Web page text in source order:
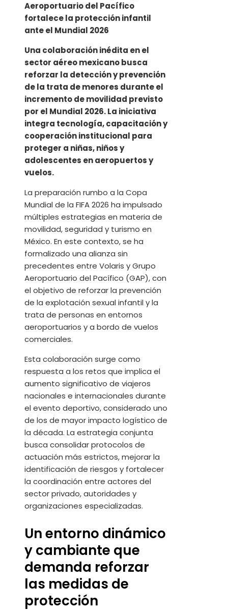
Aeroportuario del Pacífico
fortalece la protección infantil
ante el Mundial 2026
Una colaboración inédita en el
sector aéreo mexicano busca
reforzar la detección y prevención
de la trata de menores durante el
incremento de movilidad previsto
por el Mundial 2026. La iniciativa
integra tecnología, capacitación y
cooperación institucional para
proteger a niñas, niños y
adolescentes en aeropuertos y
vuelos.
La preparación rumbo a la Copa
Mundial de la FIFA 2026 ha impulsado
múltiples estrategias en materia de
movilidad, seguridad y turismo en
México. En este contexto, se ha
formalizado una alianza sin
precedentes entre Volaris y Grupo
Aeroportuario del Pacífico (GAP), con
el objetivo de reforzar la prevención
de la explotación sexual infantil y la
trata de personas en entornos
aeroportuarios y a bordo de vuelos
comerciales.
Esta colaboración surge como
respuesta a los retos que implica el
aumento significativo de viajeros
nacionales e internacionales durante
el evento deportivo, considerado uno
de los de mayor impacto logístico de
la década. La estrategia conjunta
busca consolidar protocolos de
actuación más estrictos, mejorar la
identificación de riesgos y fortalecer
la coordinación entre actores del
sector privado, autoridades y
organizaciones especializadas.
Un entorno dinámico
y cambiante que
demanda reforzar
las medidas de
protección